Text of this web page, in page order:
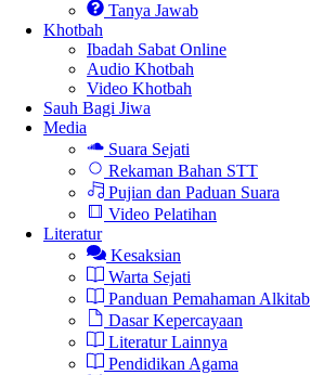
Tanya Jawab
Khotbah
Ibadah Sabat Online
Audio Khotbah
Video Khotbah
Sauh Bagi Jiwa
Media
Suara Sejati
Rekaman Bahan STT
Pujian dan Paduan Suara
Video Pelatihan
Literatur
Kesaksian
Warta Sejati
Panduan Pemahaman Alkitab
Dasar Kepercayaan
Literatur Lainnya
Pendidikan Agama